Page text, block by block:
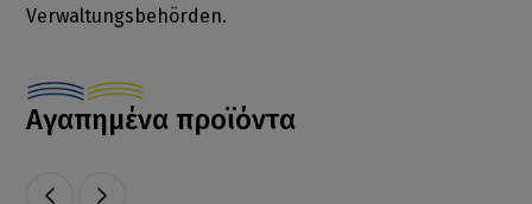
Verwaltungsbehörden.
Αγαπημένα προϊόντα